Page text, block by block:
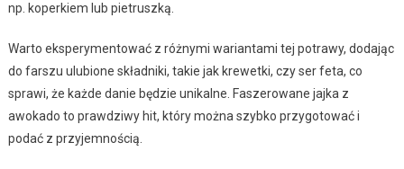
np. koperkiem lub pietruszką.
Warto eksperymentować z różnymi wariantami tej potrawy, dodając
do farszu ulubione składniki, takie jak krewetki, czy ser feta, co
sprawi, że każde danie będzie unikalne. Faszerowane jajka z
awokado to prawdziwy hit, który można szybko przygotować i
podać z przyjemnością.